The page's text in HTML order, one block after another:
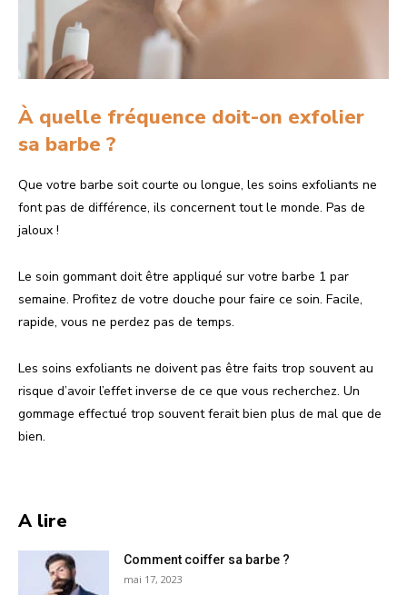
À quelle fréquence doit-on exfolier
sa barbe ?
Que votre barbe soit courte ou longue, les soins exfoliants ne
font pas de différence, ils concernent tout le monde. Pas de
jaloux !
Le soin gommant doit être appliqué sur votre barbe 1 par
semaine. Profitez de votre douche pour faire ce soin. Facile,
rapide, vous ne perdez pas de temps.
Les soins exfoliants ne doivent pas être faits trop souvent au
risque d’avoir l’effet inverse de ce que vous recherchez. Un
gommage effectué trop souvent ferait bien plus de mal que de
bien.
A lire
Comment coiffer sa barbe ?
mai 17, 2023